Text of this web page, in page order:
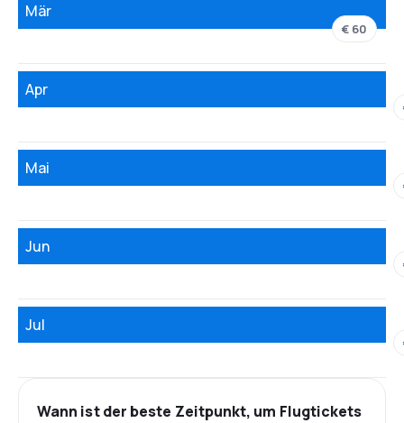
Mär
€ 60
Apr
Mai
Jun
Jul
Wann ist der beste Zeitpunkt, um Flugtickets